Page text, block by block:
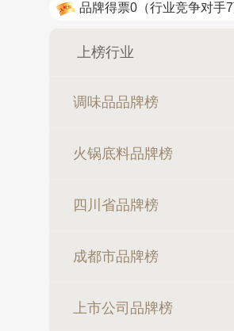
品牌得票0 （行业竞争对手7
上榜行业
调味品品牌榜
火锅底料品牌榜
四川省品牌榜
成都市品牌榜
上市公司品牌榜